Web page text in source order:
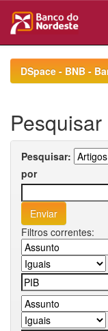
navigationDSpace - BNB -
Pesquisar
Pesquisar:
por
Filtros correntes: